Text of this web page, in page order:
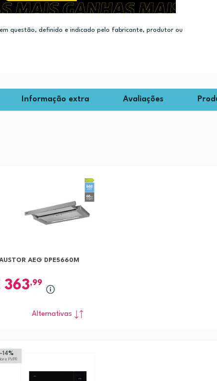
questão, definido e indicado pelo fabricante, produtor ou
Informação extra Avaliações
AEG DPE5660M
363,99
Alternativas
-14%
PVPR